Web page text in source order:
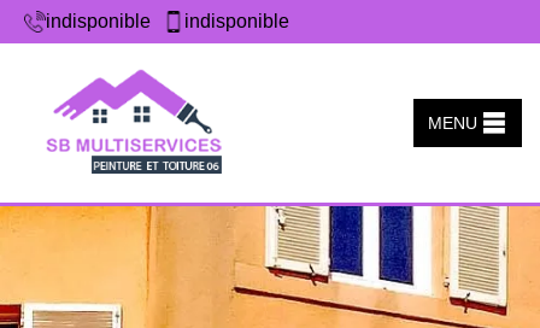
indisponible indisponible
MENU